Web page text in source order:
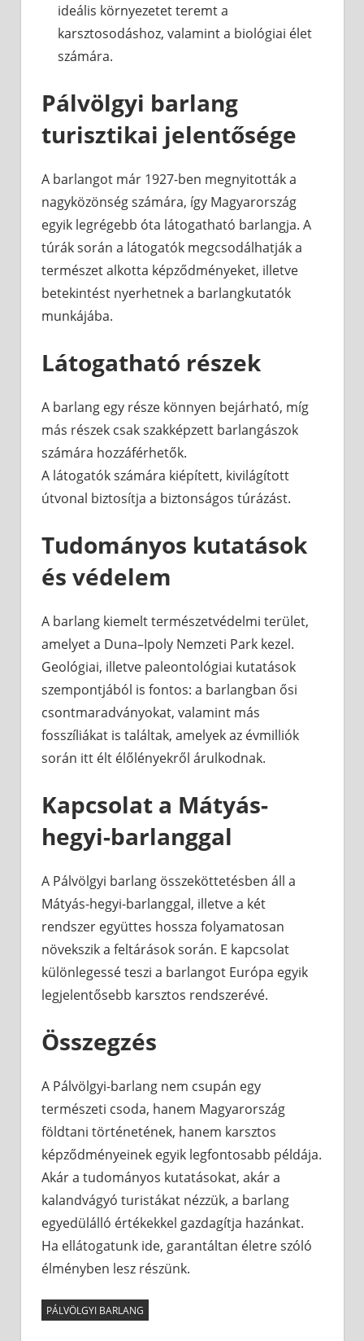
ideális környezetet teremt a
karsztosodáshoz, valamint a biológiai élet
számára.
Pálvölgyi barlang
turisztikai jelentősége
A barlangot már 1927-ben megnyitották a
nagyközönség számára, így Magyarország
egyik legrégebb óta látogatható barlangja. A
túrák során a látogatók megcsodálhatják a
természet alkotta képződményeket, illetve
betekintést nyerhetnek a barlangkutatók
munkájába.
Látogatható részek
A barlang egy része könnyen bejárható, míg
más részek csak szakképzett barlangászok
számára hozzáférhetők.
A látogatók számára kiépített, kivilágított
útvonal biztosítja a biztonságos túrázást.
Tudományos kutatások
és védelem
A barlang kiemelt természetvédelmi terület,
amelyet a Duna–Ipoly Nemzeti Park kezel.
Geológiai, illetve paleontológiai kutatások
szempontjából is fontos: a barlangban ősi
csontmaradványokat, valamint más
fosszíliákat is találtak, amelyek az évmilliók
során itt élt élőlényekről árulkodnak.
Kapcsolat a Mátyás-
hegyi-barlanggal
A Pálvölgyi barlang összeköttetésben áll a
Mátyás-hegyi-barlanggal, illetve a két
rendszer együttes hossza folyamatosan
növekszik a feltárások során. E kapcsolat
különlegessé teszi a barlangot Európa egyik
legjelentősebb karsztos rendszerévé.
Összegzés
A Pálvölgyi-barlang nem csupán egy
természeti csoda, hanem Magyarország
földtani történetének, hanem karsztos
képződményeinek egyik legfontosabb példája.
Akár a tudományos kutatásokat, akár a
kalandvágyó turistákat nézzük, a barlang
egyedülálló értékekkel gazdagítja hazánkat.
Ha ellátogatunk ide, garantáltan életre szóló
élményben lesz részünk.
PÁLVÖLGYI BARLANG